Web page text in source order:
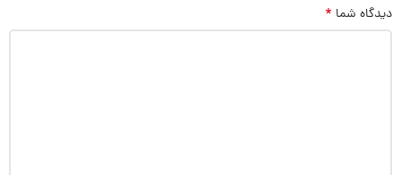
دیدگاه شما *